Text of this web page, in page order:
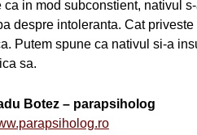
ca in mod subconstient, nativul
despre intoleranta. Cat
Putem spune ca nativul si-a
sa.
Botez – parapsiholog